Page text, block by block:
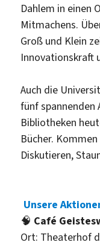
Dahlem in einen
Mitmachens.
Groß und Klein
Innovationskraft
Auch die
fünf spannenden
Bibliotheken
Bücher.
Diskutieren,
Unsere
🧠 Café
Ort: Theaterhof